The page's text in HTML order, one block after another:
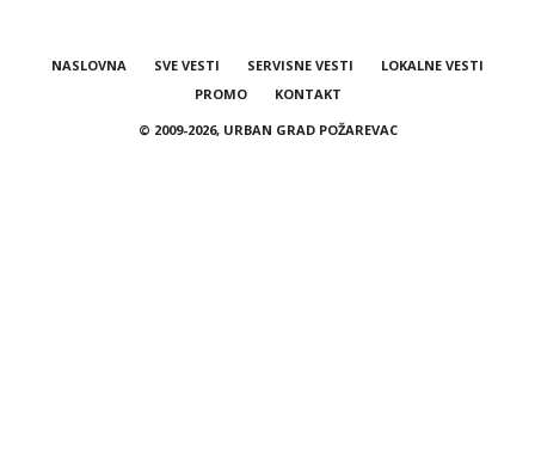
NASLOVNA SVE VESTI SERVISNE VESTI
LOKALNE VESTI
PROMO
KONTAKT
© 2009-2026, URBAN GRAD POŽAREVAC